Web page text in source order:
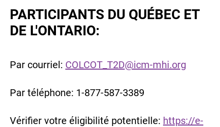
PARTICIPANTS DU QUÉBEC ET
DE L'ONTARIO:
Par courriel: COLCOT_T2D@icm-mhi.org
Par téléphone: 1-877-587-3389
Vérifier votre éligibilité potentielle: https://e-